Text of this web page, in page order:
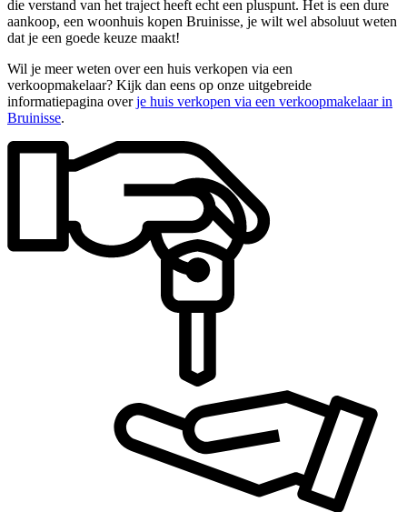
die verstand van het traject heeft echt een pluspunt. Het is een dure
aankoop, een woonhuis kopen Bruinisse, je wilt wel absoluut weten
dat je een goede keuze maakt!
Wil je meer weten over een huis verkopen via een
verkoopmakelaar? Kijk dan eens op onze uitgebreide
informatiepagina overje huis verkopen via een verkoopmakelaar in
Bruinisse.